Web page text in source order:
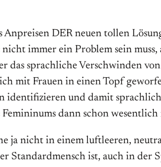
Anpreisen DER neuen tollen
immer ein Problem sein
das sprachliche Verschwinden
mit Frauen in einen Topf
identifizieren und damit
dann schon
ja nicht in einem luftleeren,
Standardmensch ist, auch in der